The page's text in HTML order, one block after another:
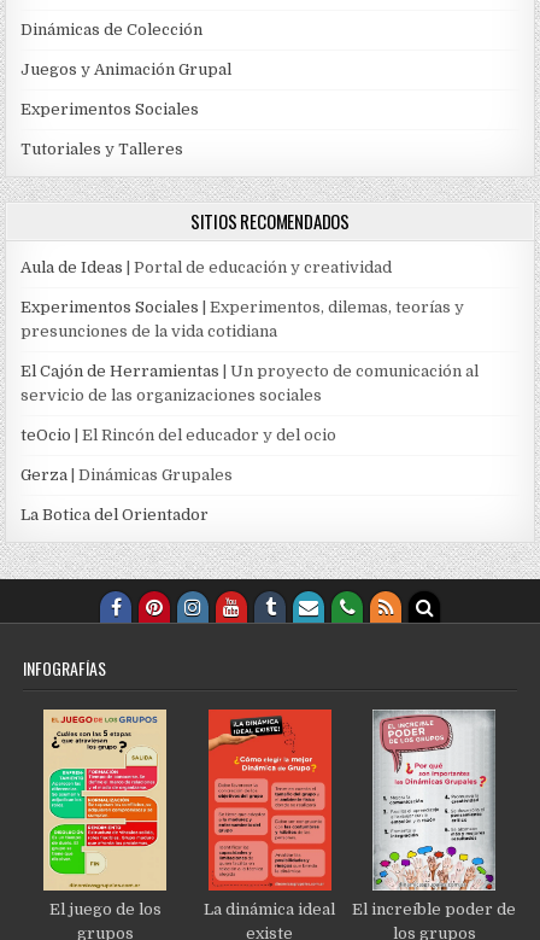
Dinámicas de Colección
Juegos y Animación Grupal
Experimentos Sociales
Tutoriales y Talleres
SITIOS RECOMENDADOS
Aula de Ideas | Portal de educación y creatividad
Experimentos Sociales | Experimentos, dilemas, teorías y
presunciones de la vida cotidiana
El Cajón de Herramientas | Un proyecto de comunicación al
servicio de las organizaciones sociales
teOcio | El Rincón del educador y del ocio
Gerza | Dinámicas Grupales
La Botica del Orientador
INFOGRAFÍAS
El juego de los
grupos
La dinámica ideal
existe
El increíble poder de
los grupos